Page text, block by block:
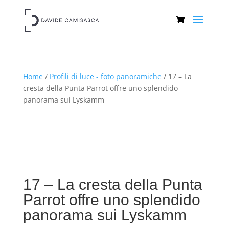
Home / Profili di luce - foto panoramiche / 17 – La
cresta della Punta Parrot offre uno splendido
panorama sui Lyskamm
17 – La cresta della Punta
Parrot offre uno splendido
panorama sui Lyskamm